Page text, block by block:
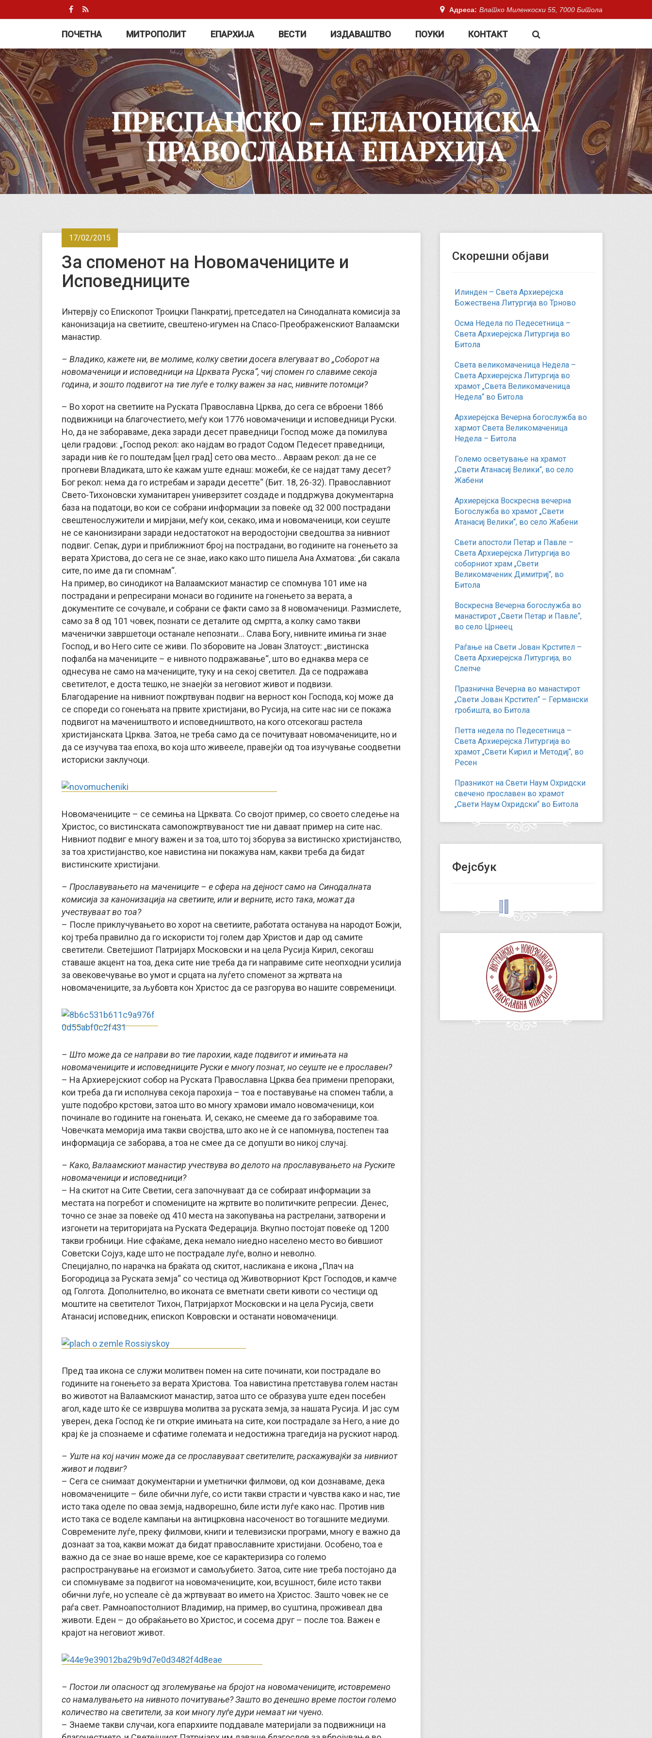
Адреса: Влатко Миленкоски 55, 7000 Битола
ПОЧЕТНА МИТРОПОЛИТ ЕПАРХИЈА ВЕСТИ ИЗДАВАШТВО ПОУКИ КОНТАКТ
ПРЕСПАНСКО – ПЕЛАГОНИСКА
ПРАВОСЛАВНА ЕПАРХИЈА
17/02/2015
За споменот на Новомачениците и
Исповедниците
Интервју со Епископот Троицки Панкратиј, претседател на Синодалната комисија за
канонизација на светиите, свештено-игумен на Спасо-Преображенскиот Валаамски
манастир.
– Владико, кажете ни, ве молиме, колку светии досега влегуваат во „Соборот на
новомаченици и исповедници на Црквата Руска“, чиј спомен го славиме секоја
година, и зошто подвигот на тие луѓе е толку важен за нас, нивните потомци?
– Во хорот на светиите на Руската Православна Црква, до сега се вброени 1866
подвижници на благочестието, меѓу кои 1776 новомаченици и исповедници Руски.
Но, да не забораваме, дека заради десет праведници Господ може да помилува
цели градови: „Господ рекол: ако најдам во градот Содом Педесет праведници,
заради нив ќе го поштедам [цел град] сето ова место… Авраам рекол: да не се
прогневи Владиката, што ќе кажам уште еднаш: можеби, ќе се најдат таму десет?
Бог рекол: нема да го истребам и заради десетте“ (Бит. 18, 26-32). Православниот
Свето-Тихоновски хуманитарен универзитет создаде и поддржува документарна
база на податоци, во кои се собрани информации за повеќе од 32 000 пострадани
свештенослужители и мирјани, меѓу кои, секако, има и новомаченици, кои сеуште
не се канонизирани заради недостатокот на веродостојни сведоштва за нивниот
подвиг. Сепак, дури и приближниот број на пострадани, во годините на гонењето за
верата Христова, до сега не се знае, иако како што пишела Ана Ахматова: „би сакала
сите, по име да ги спомнам“.
На пример, во синодикот на Валаамскиот манастир се спомнува 101 име на
пострадани и репресирани монаси во годините на гонењето за верата, а
документите се сочувале, и собрани се факти само за 8 новомаченици. Размислете,
само за 8 од 101 човек, познати се деталите од смртта, а колку само такви
маченички завршетоци останале непознати… Слава Богу, нивните имиња ги знае
Господ, и во Него сите се живи. По зборовите на Јован Златоуст: „вистинска
пофалба на мачениците – е нивното подражавање“, што во еднаква мера се
однесува не само на мачениците, туку и на секој светител. Да се подражава
светителот, е доста тешко, не знаејќи за неговиот живот и подвизи.
Благодарение на нивниот пожртвуван подвиг на верност кон Господа, кој може да
се спореди со гонењата на првите христијани, во Русија, на сите нас ни се покажа
подвигот на мачеништвото и исповедништвото, на кого отсекогаш растела
христијанската Црква. Затоа, не треба само да се почитуваат новомачениците, но и
да се изучува таа епоха, во која што живееле, правејќи од тоа изучување соодветни
историски заклучоци.
Новомачениците – се семиња на Црквата. Со својот пример, со своето следење на
Христос, со вистинската самопожртвуваност тие ни даваат пример на сите нас.
Нивниот подвиг е многу важен и за тоа, што тој зборува за вистинско христијанство,
за тоа христијанство, кое навистина ни покажува нам, какви треба да бидат
вистинските христијани.
– Прославувањето на мачениците – е сфера на дејност само на Синодалната
комисија за канонизација на светиите, или и верните, исто така, можат да
учествуваат во тоа?
– После приклучувањето во хорот на светиите, работата останува на народот Божји,
кој треба правилно да го искористи тој голем дар Христов и дар од самите
светители. Светејшиот Патријарх Московски и на цела Русија Кирил, секогаш
ставаше акцент на тоа, дека сите ние треба да ги направиме сите неопходни усилија
за овековечување во умот и срцата на луѓето споменот за жртвата на
новомачениците, за љубовта кон Христос да се разгорува во нашите современици.
– Што може да се направи во тие парохии, каде подвигот и имињата на
новомачениците и исповедниците Руски е многу познат, но сеуште не е прославен?
– На Архиерејскиот собор на Руската Православна Црква беа примени препораки,
кои треба да ги исполнува секоја парохија – тоа е поставување на спомен табли, а
уште подобро крстови, затоа што во многу храмови имало новомаченици, кои
починале во годините на гонењата. И, секако, не смееме да го заборавиме тоа.
Човечката меморија има такви својства, што ако не ѝ се напомнува, постепен таа
информација се заборава, а тоа не смее да се допушти во никој случај.
– Како, Валаамскиот манастир учествува во делото на прославувањето на Руските
новомаченици и исповедници?
– На скитот на Сите Светии, сега започнуваат да се собираат информации за
местата на погребот и спомениците на жртвите во политичките репресии. Денес,
точно се знае за повеќе од 410 места на закопувања на растрелани, затворени и
изгонети на територијата на Руската Федерација. Вкупно постојат повеќе од 1200
такви гробници. Ние сфаќаме, дека немало ниедно населено место во бившиот
Советски Сојуз, каде што не пострадале луѓе, волно и неволно.
Специјално, по нарачка на браќата од скитот, насликана е икона „Плач на
Богородица за Руската земја“ со честица од Животворниот Крст Господов, и камче
од Голгота. Дополнително, во иконата се вметнати свети кивоти со честици од
моштите на светителот Тихон, Патријархот Московски и на цела Русија, свети
Атанасиј исповедник, епископ Ковровски и останати новомаченици.
Пред таа икона се служи молитвен помен на сите починати, кои пострадале во
годините на гонењето за верата Христова. Тоа навистина претставува голем настан
во животот на Валаамскиот манастир, затоа што се образува уште еден посебен
агол, каде што ќе се извршува молитва за руската земја, за нашата Русија. И јас сум
уверен, дека Господ ќе ги открие имињата на сите, кои пострадале за Него, а ние до
крај ќе ја спознаеме и сфатиме големата и недостижна трагедија на рускиот народ.
– Уште на кој начин може да се прославуваат светителите, раскажувајќи за нивниот
живот и подвиг?
– Сега се снимаат документарни и уметнички филмови, од кои дознаваме, дека
новомачениците – биле обични луѓе, со исти такви страсти и чувства како и нас, тие
исто така оделе по оваа земја, надворешно, биле исти луѓе како нас. Против нив
исто така се воделе кампањи на антицрковна насоченост во тогашните медиуми.
Современите луѓе, преку филмови, книги и телевизиски програми, многу е важно да
дознаат за тоа, какви можат да бидат православните христијани. Особено, тоа е
важно да се знае во наше време, кое се карактеризира со големо
распространување на егоизмот и самољубието. Затоа, сите ние треба постојано да
си спомнуваме за подвигот на новомачениците, кои, всушност, биле исто такви
обични луѓе, но успеале сè да жртвуваат во името на Христос. Зашто човек не се
раѓа свет. Рамноапостолниот Владимир, на пример, во суштина, проживеал два
животи. Еден – до обраќањето во Христос, и сосема друг – после тоа. Важен е
крајот на неговиот живот.
– Постои ли опасност од зголемување на бројот на новомачениците, истовремено
со намалувањето на нивното почитување? Зашто во денешно време постои големо
количество на светители, за кои многу луѓе дури немаат ни чуено.
– Знаеме такви случаи, кога епархиите поддавале материјали за подвижници на
Скорешни објави
Илинден – Света Архиерејска
Божествена Литургија во Трново
Осма Недела по Педесетница –
Света Архиерејска Литургија во
Битола
Света великомаченица Недела –
Света Архиерејска Литургија во
храмот „Света Великомаченица
Недела“ во Битола
Архиерејска Вечерна богослужба во
хармот Света Великомаченица
Недела – Битола
Големо осветување на храмот
„Свети Атанасиј Велики“, во село
Жабени
Архиерејска Воскресна вечерна
Богослужба во храмот „Свети
Атанасиј Велики“, во село Жабени
Свети апостоли Петар и Павле –
Света Архиерејска Литургија во
соборниот храм „Свети
Великомаченик Димитриј“, во
Битола
Воскресна Вечерна богослужба во
манастирот „Свети Петар и Павле“,
во село Црнеец
Раѓање на Свети Јован Крстител –
Света Архиерејска Литургија, во
Слепче
Празнична Вечерна во манастирот
„Свети Јован Крстител“ – Германски
гробишта, во Битола
Петта недела по Педесетница –
Света Архиерејска Литургија во
храмот „Свети Кирил и Методиј“, во
Ресен
Празникот на Свети Наум Охридски
свечено прославен во храмот
„Свети Наум Охридски“ во Битола
Фејсбук